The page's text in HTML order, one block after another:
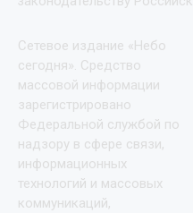
Сетевое издание «Небо
сегодня». Средство
массовой информации
зарегистрировано
Федеральной службой по
надзору в сфере связи,
информационных
технологий и массовых
коммуникаций,